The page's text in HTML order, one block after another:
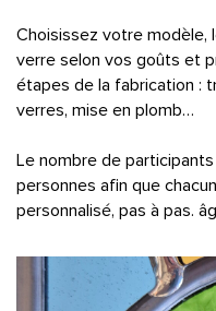
Choisissez votre
verre selon vos goûts et
étapes de la fabrication :
verres, mise en plomb…
Le nombre de
personnes afin que
personnalisé, pas à pas.